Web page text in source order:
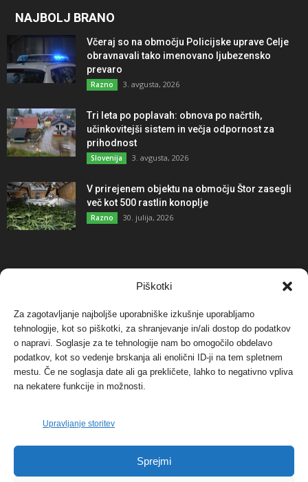
Piškotki
Za zagotavljanje najboljše uporabniške izkušnje uporabljamo
tehnologije, kot so piškotki, za shranjevanje in/ali dostop do podatkov
o napravi. Soglasje za te tehnologije nam bo omogočilo obdelavo
podatkov, kot so vedenje brskanja ali enolični ID-ji na tem spletnem
mestu. Če ne soglasja date ali ga prekličete, lahko to negativno vpliva
na nekatere funkcije in možnosti.
Upravljanje storitev
Sprejmi
NAJBOLJ BRANO
Včeraj so na območju Policijske uprave Celje
obravnavali tako imenovano ljubezensko
prevaro
Razno 3. avgusta, 2026
Tri leta po poplavah: obnova po načrtih,
učinkovitejši sistem in večja odpornost za
prihodnost
Slovenija 3. avgusta, 2026
V prirejenem objektu na območju Štor zasegli
več kot 500 rastlin konoplje
Razno 30. julija, 2026
NAJBOLJ KOMENTIRANO
Protest proti vetrnim elektrarnam na Ojstrici, v
svetu pa vedno bolj...
Dogodki 12. maja, 2017
Tožilstvo v Celovcu v korist elektrarnam
Verbund
FOTO: Razstava cvetličarskega mojstra Andreja
Dogodki 27. novembra, 2017